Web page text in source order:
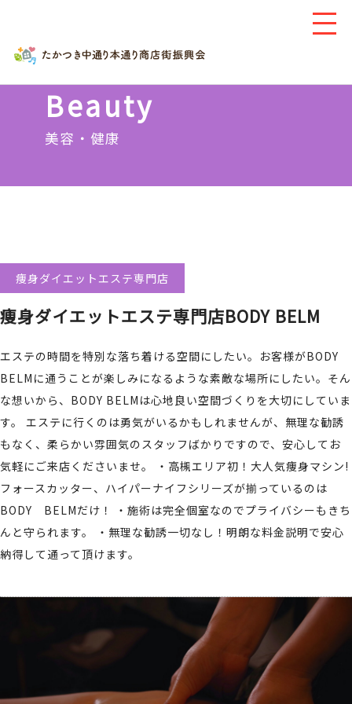
Beauty
美容・健康
痩身ダイエットエステ専門店
痩身ダイエットエステ専門店BODY BELM
エステの時間を特別な落ち着ける空間にしたい。お客様がBODY
BELMに通うことが楽しみになるような素敵な場所にしたい。そん
な想いから、BODY BELMは心地良い空間づくりを大切にしていま
す。 エステに行くのは勇気がいるかもしれませんが、無理な勧誘
もなく、柔らかい雰囲気のスタッフばかりですので、安心してお
気軽にご来店くださいませ。 ・高槻エリア初！大人気痩身マシン!
フォースカッター、ハイパーナイフシリーズが揃っているのは
BODY BELMだけ！ ・施術は完全個室なのでプライバシーもきち
んと守られます。 ・無理な勧誘一切なし！明朗な料金説明で安心
納得して通って頂けます。